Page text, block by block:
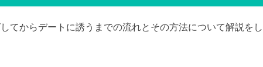
てからデートに誘うまでの流れとその方法について解説を